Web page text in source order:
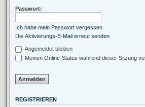
Passwort:
Ich habe mein Passwort vergessen
Die Aktivierungs-E-Mail erneut senden
Angemeldet bleiben
Meinen Online-Status während dieser Sitzung
REGISTRIEREN